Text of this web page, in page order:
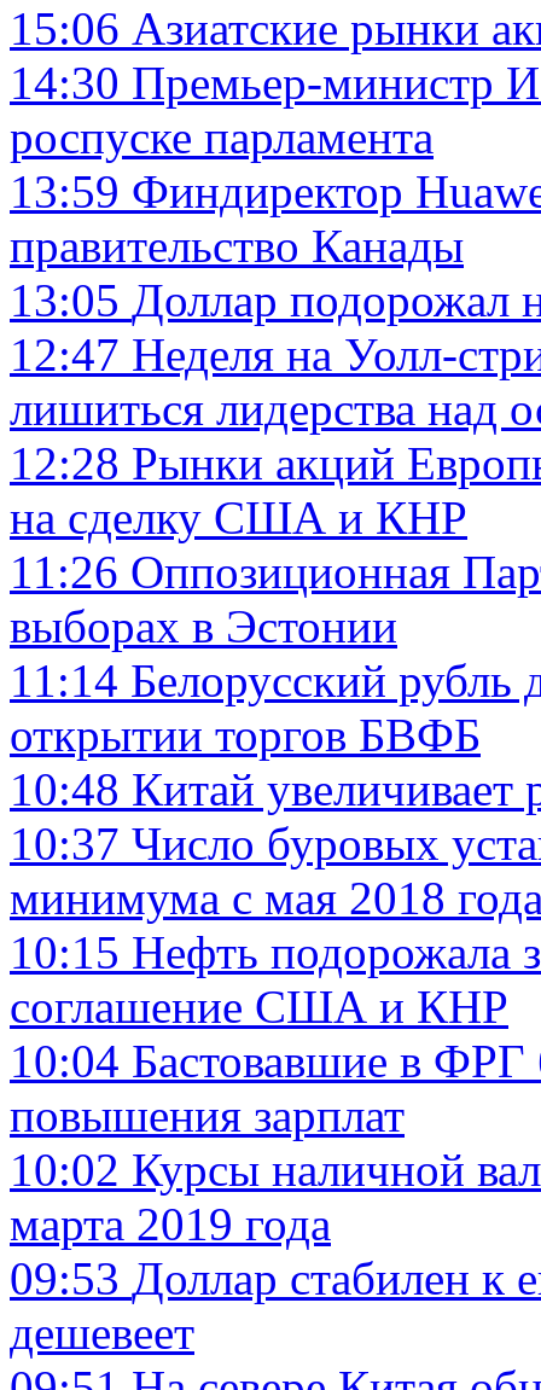
15:06 Азиатские рынки
14:30 Премьер-министр
роспуске парламента
13:59 Финдиректор
правительство Канады
13:05 Доллар подорожал
12:47 Неделя на Уолл-
лишиться лидерства над
12:28 Рынки акций
на сделку США и КНР
11:26 Оппозиционная
выборах в Эстонии
11:14 Белорусский рубль
открытии торгов БВФБ
10:48 Китай увеличивает
10:37 Число буровых
минимума с мая 2018
10:15 Нефть подорожала
соглашение США и КНР
10:04 Бастовавшие в
повышения зарплат
10:02 Курсы наличной
марта 2019 года
09:53 Доллар стабилен к
дешевеет